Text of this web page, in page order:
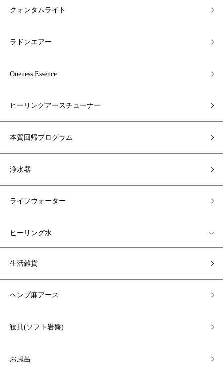
クォンタムライト
ラドンエアー
Oneness Essence
ヒーリングアースチューナー
本質回帰プログラム
浄水器
ライフウォーター
ヒーリング水
生活雑貨
ヘンプ麻アース
寝具(ソフト岩盤)
お風呂